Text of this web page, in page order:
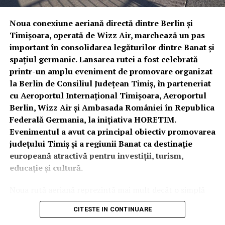
FAMILIE
Pe lângă varietatea produselor, Pizzeria IZA este
cunoscută și pentruofertele sale atractive. Promoțiile
disponibile permit economii importante fără a face
compromisuri în ceea ce privește calitatea produselor.
LIVRARE PIZZA SECTOR 4
Zone deservite: Berceni, Piața Sudului, Constantin
Brâncoveanu, Olteniței, Eroii Revoluției, Giurgiului,
Progresul, Pieptănari, Viilor, Luica, Toporași, Ferentari,
Sălaj și Tunsu Petre.
Zone deservite: Rahova, Calea Rahovei, Mihail Sebastian,
Mărgeanului, 13 Septembrie, Panduri, Uranus, Dealul
Noua conexiune aeriană directă dintre Berlin și
Timișoara, operată de Wizz Air, marchează un pas
important în consolidarea legăturilor dintre Banat și
spațiul germanic. Lansarea rutei a fost celebrată
printr-un amplu eveniment de promovare organizat
la Berlin de Consiliul Județean Timiș, în parteneriat
cu Aeroportul Internațional Timișoara, Aeroportul
Berlin, Wizz Air și Ambasada României în Republica
Federală Germania, la inițiativa HORETIM.
Evenimentul a avut ca principal obiectiv promovarea
județului Timiș și a regiunii Banat ca destinație
europeană atractivă pentru investiții, turism,
educație și cultură.
conexiune de transport. Aceasta deschide noi
oportunități de colaborare economică, facilitează
CITESTE IN CONTINUARE